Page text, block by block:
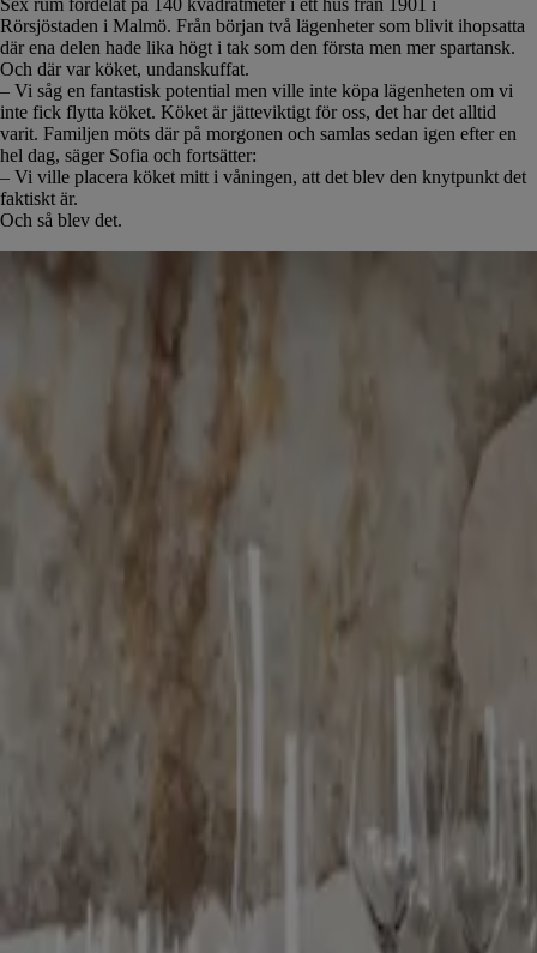
Rörsjöstaden i Malmö. Från början två lägenheter som blivit ihopsatta
där ena delen hade lika högt i tak som den första men mer spartansk.
Och där var köket, undanskuffat.
– Vi såg en fantastisk potential men ville inte köpa lägenheten om vi
inte fick flytta köket. Köket är jätteviktigt för oss, det har det alltid
varit. Familjen möts där på morgonen och samlas sedan igen efter en
hel dag, säger Sofia och fortsätter:
– Vi ville placera köket mitt i våningen, att det blev den knytpunkt det
faktiskt är.
Och så blev det.